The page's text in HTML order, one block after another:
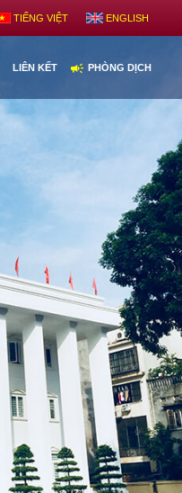
TIẾNG VIỆT ENGLISH
LIÊN KẾT campaign PHÒNG DỊCH